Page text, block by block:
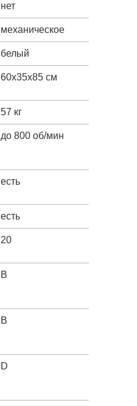
нет
механическое
белый
60x35x85 см
57 кг
до 800 об/мин
есть
есть
20
B
B
D